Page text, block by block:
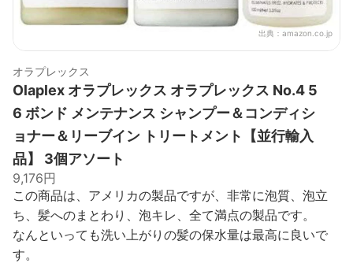
出典： amazon.co.jp
オラプレックス
Olaplex オラプレックス オラプレックス No.4 5
6 ボンド メンテナンス シャンプー＆コンディシ
ョナー＆リーブイン トリートメント【並行輸入
品】 3個アソート
9,176円
この商品は、アメリカの製品ですが、非常に泡質、泡立
ち、髪へのまとわり、泡キレ、全て満点の製品です。
なんといっても洗い上がりの髪の保水量は最高に良いで
す。